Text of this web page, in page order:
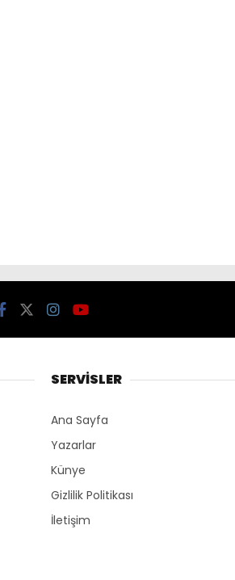
SERVİSLER
Ana Sayfa
Yazarlar
Künye
Gizlilik Politikası
İletişim